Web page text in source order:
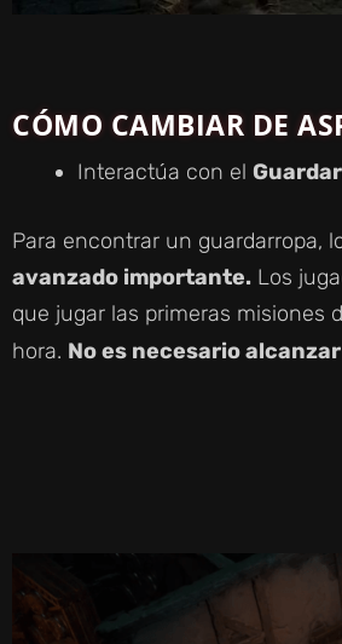
CÓMO CAMBIAR DE
Interactúa con el
Para encontrar un guardarropa,
avanzado importante. Los
que jugar las primeras misiones
hora. No es necesario